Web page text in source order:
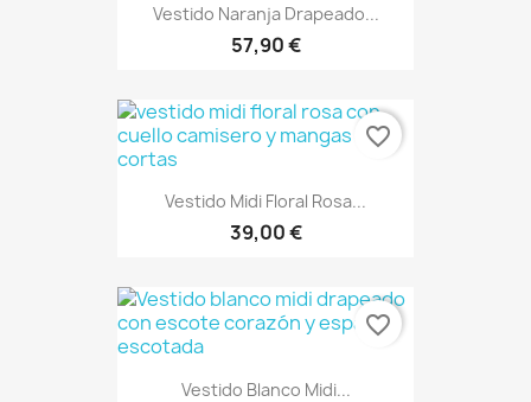
Vestido Naranja Drapeado...
57,90 €
Vestido Midi Floral Rosa...
39,00 €
favorite_border
Vestido Blanco Midi...
favorite_border